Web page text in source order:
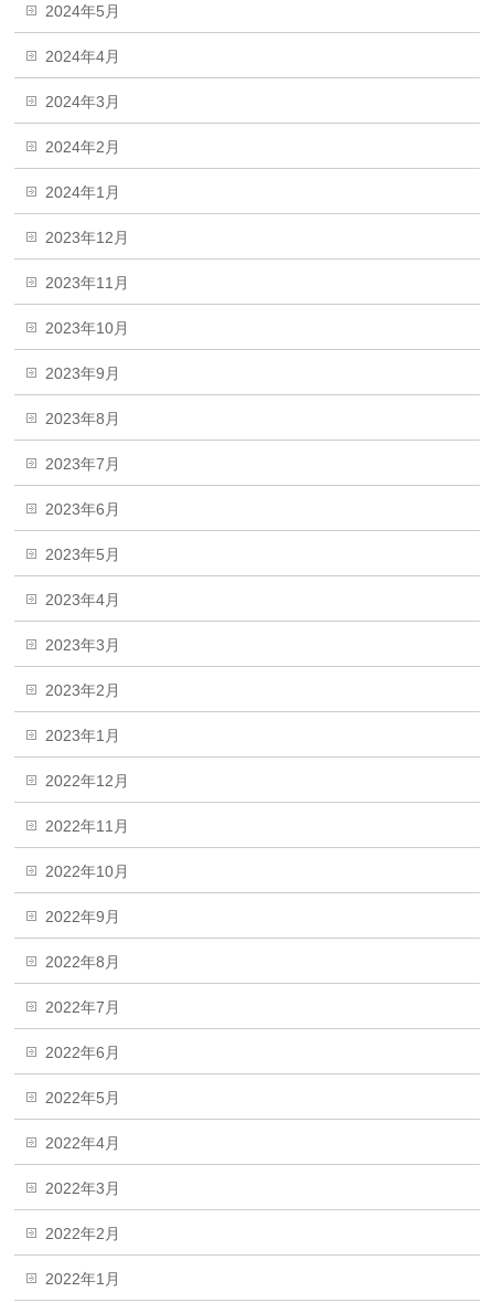
2024年5月
2024年4月
2024年3月
2024年2月
2024年1月
2023年12月
2023年11月
2023年10月
2023年9月
2023年8月
2023年7月
2023年6月
2023年5月
2023年4月
2023年3月
2023年2月
2023年1月
2022年12月
2022年11月
2022年10月
2022年9月
2022年8月
2022年7月
2022年6月
2022年5月
2022年4月
2022年3月
2022年2月
2022年1月